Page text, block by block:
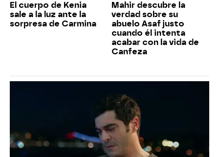
El cuerpo de Kenia
sale a la luz ante la
sorpresa de Carmina
Mahir descubre la
verdad sobre su
abuelo Asaf justo
cuando él intenta
acabar con la vida de
Canfeza